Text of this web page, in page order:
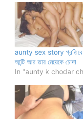
aunty sex story
আন্টি আর তার মেয়েকে চোদা
In "aunty k chodar